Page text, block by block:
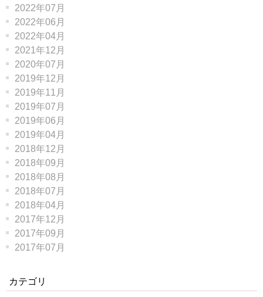
2022年07月
2022年06月
2022年04月
2021年12月
2020年07月
2019年12月
2019年11月
2019年07月
2019年06月
2019年04月
2018年12月
2018年09月
2018年08月
2018年07月
2018年04月
2017年12月
2017年09月
2017年07月
カテゴリ